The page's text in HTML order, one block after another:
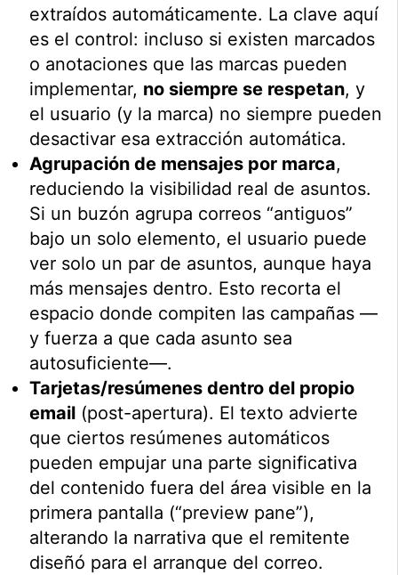
extraídos automáticamente. La clave aquí
es el control: incluso si existen marcados
o anotaciones que las marcas pueden
implementar, no siempre se respetan, y
el usuario (y la marca) no siempre pueden
desactivar esa extracción automática.
Agrupación de mensajes por marca,
reduciendo la visibilidad real de asuntos.
Si un buzón agrupa correos “antiguos”
bajo un solo elemento, el usuario puede
ver solo un par de asuntos, aunque haya
más mensajes dentro. Esto recorta el
espacio donde compiten las campañas —
y fuerza a que cada asunto sea
autosuficiente—.
Tarjetas/resúmenes dentro del propio
email (post-apertura). El texto advierte
que ciertos resúmenes automáticos
pueden empujar una parte significativa
del contenido fuera del área visible en la
primera pantalla (“preview pane”),
alterando la narrativa que el remitente
diseñó para el arranque del correo.